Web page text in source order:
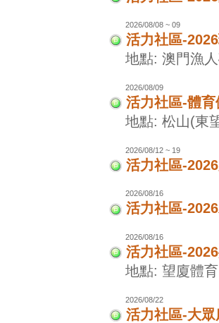
2026/08/08 ~ 09
活力社區-
地點: 澳門漁
2026/08/09
活力社區-體
地點: 松山(東
2026/08/12 ~ 19
活力社區-
2026/08/16
活力社區-
2026/08/16
活力社區-
地點: 望廈體
2026/08/22
活力社區-大眾